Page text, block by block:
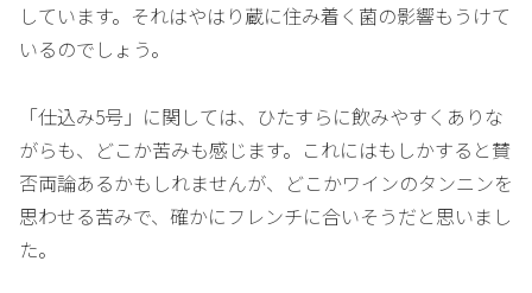
しています。それはやはり蔵に住み着く菌の影響もうけて
いるのでしょう。
「仕込み5号」に関しては、ひたすらに飲みやすくありな
がらも、どこか苦みも感じます。これにはもしかすると賛
否両論あるかもしれませんが、どこかワインのタンニンを
思わせる苦みで、確かにフレンチに合いそうだと思いまし
た。